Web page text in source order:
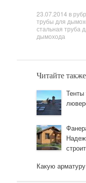
23.07.2014 в
трубы для
стальная труба
дымохода
Читайте также
Тенты
Какую